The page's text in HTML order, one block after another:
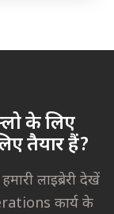
के लिए
तैयार हैं?
लाइब्रेरी देखें
कार्य के